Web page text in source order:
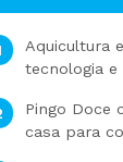
Aquicultura
tecnologia e
Pingo Doce
casa para